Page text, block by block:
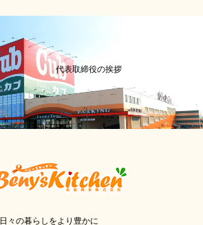
代表取締役の挨拶
日々の暮らしをより豊かに